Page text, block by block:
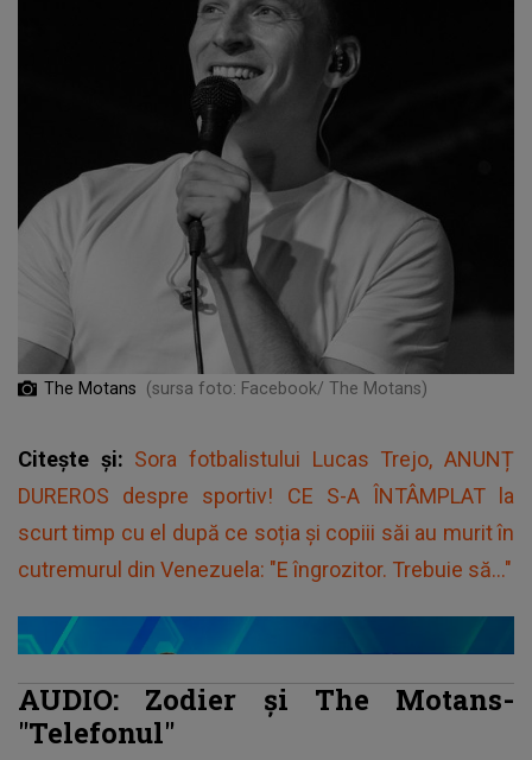
The Motans (sursa foto: Facebook/ The Motans)
Citește și: Sora fotbalistului Lucas Trejo, ANUNȚ
DUREROS despre sportiv! CE S-A ÎNTÂMPLAT la
scurt timp cu el după ce soția și copiii săi au murit în
cutremurul din Venezuela: "E îngrozitor. Trebuie să..."
AUDIO: Zodier și The Motans-
"Telefonul"